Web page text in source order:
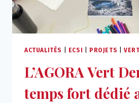
ACTUALITÉS ECSI PROJETS
L’AGORA Vert
temps fort dédié